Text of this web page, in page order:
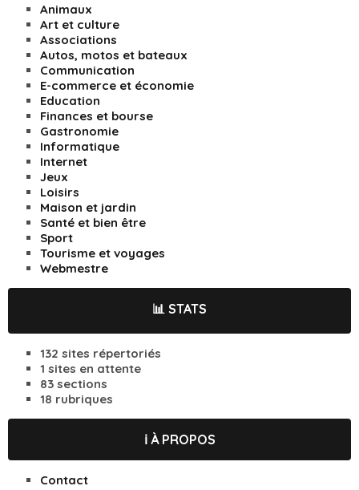
Animaux
Art et culture
Associations
Autos, motos et bateaux
Communication
E-commerce et économie
Education
Finances et bourse
Gastronomie
Informatique
Internet
Jeux
Loisirs
Maison et jardin
Santé et bien être
Sport
Tourisme et voyages
Webmestre
📊 STATS
132 sites répertoriés
1 sites en attente
83 sections
18 rubriques
ℹ️ À PROPOS
Contact